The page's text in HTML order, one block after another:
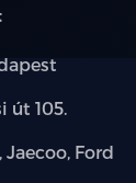
kétszínű
út 105.
Ford